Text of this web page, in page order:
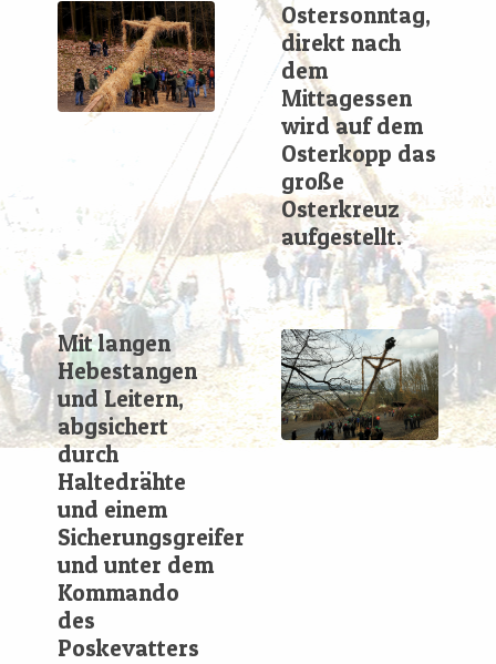
Ostersonntag,
direkt nach
dem
Mittagessen
wird auf dem
Osterkopp das
große
Osterkreuz
aufgestellt.
Mit langen
Hebestangen
und Leitern,
abgsichert
durch
Haltedrähte
und einem
Sicherungsgreifer
und unter dem
Kommando
des
Poskevatters